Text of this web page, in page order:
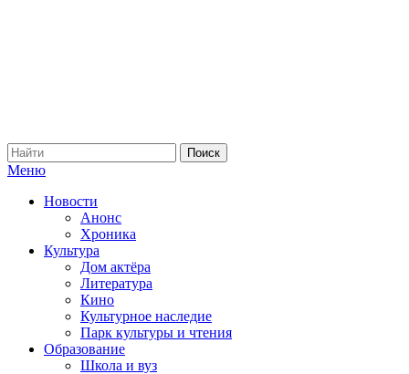
Меню
Новости
Анонс
Хроника
Культура
Дом актёра
Литература
Кино
Культурное наследие
Парк культуры и чтения
Образование
Школа и вуз